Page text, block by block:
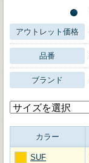
アウトレット価格
品番
ブランド
カラー
SUF